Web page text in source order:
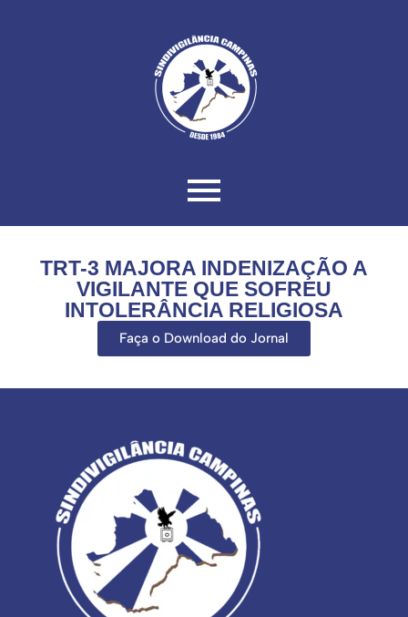
TRT-3 MAJORA INDENIZAÇÃO A
VIGILANTE QUE SOFREU
INTOLERÂNCIA RELIGIOSA
Faça o Download do Jornal